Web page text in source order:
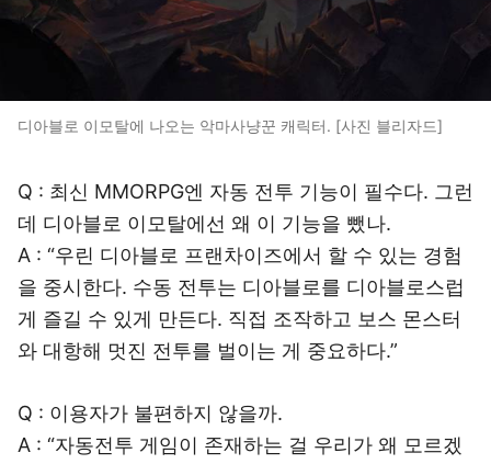
디아블로 이모탈에 나오는 악마사냥꾼 캐릭터. [사진 블리자드]
Q : 최신 MMORPG엔 자동 전투 기능이 필수다. 그런
데 디아블로 이모탈에선 왜 이 기능을 뺐나.
A : “우린 디아블로 프랜차이즈에서 할 수 있는 경험
을 중시한다. 수동 전투는 디아블로를 디아블로스럽
게 즐길 수 있게 만든다. 직접 조작하고 보스 몬스터
와 대항해 멋진 전투를 벌이는 게 중요하다.”
Q : 이용자가 불편하지 않을까.
A : “자동전투 게임이 존재하는 걸 우리가 왜 모르겠